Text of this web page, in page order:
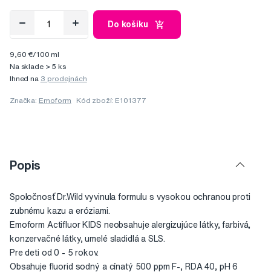
Do košíku
9,60 €/100 ml
Na sklade > 5 ks
Ihned na 3 prodejnách
Značka: Emoform Kód zboží: E101377
Popis
Spoločnosť Dr.Wild vyvinula formulu s vysokou ochranou proti
zubnému kazu a eróziami.
Emoform Actifluor KIDS neobsahuje alergizujúce látky, farbivá,
konzervačné látky, umelé sladidlá a SLS.
Pre deti od 0 - 5 rokov.
Obsahuje fluorid sodný a cínatý 500 ppm F-, RDA 40, pH 6